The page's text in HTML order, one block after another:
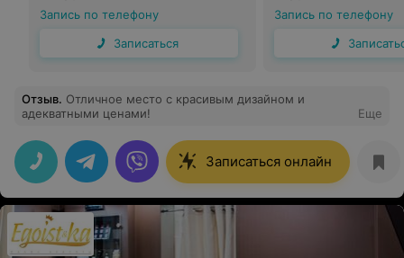
Запись по телефону
Записаться
Запись по телефону
Отзыв. Отличное место с красивым дизайном и
адекватными ценами!
Еще
Записаться онлайн